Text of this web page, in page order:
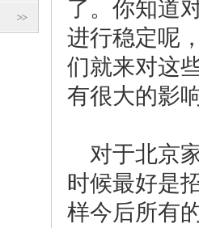
了。你知道
进行稳定呢
们就来对这
有很大的影
对于北京
时候最好是
样今后所有